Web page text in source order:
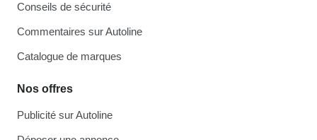
Conseils de sécurité
Commentaires sur Autoline
Catalogue de marques
Nos offres
Publicité sur Autoline